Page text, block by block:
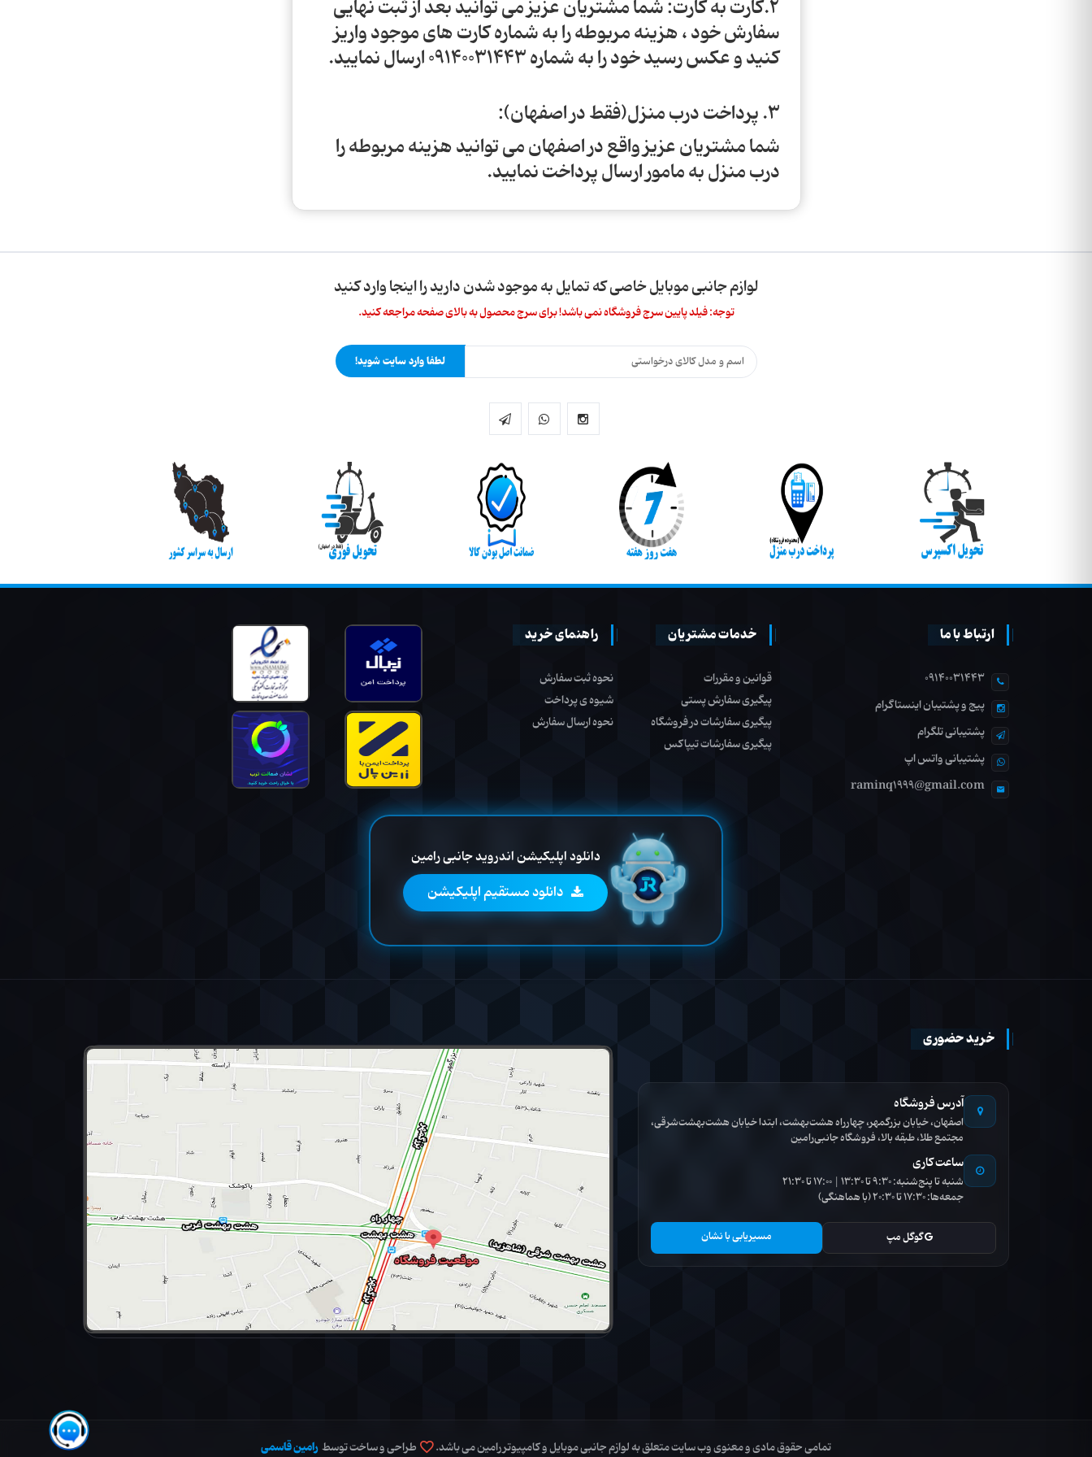
2.کارت به کارت: شما مشتریان عزیز می توانید بعد از ثبت نهایی
سفارش خود ، هزینه مربوطه را به شماره کارت های موجود واریز
کنید و عکس رسید خود را به شماره 09140031443 ارسال نمایید.
3. پرداخت درب منزل(فقط در اصفهان):
شما مشتریان عزیز واقع در اصفهان می توانید هزینه مربوطه را
درب منزل به مامور ارسال پرداخت نمایید.
لوازم جانبی موبایل خاصی که تمایل به موجود شدن دارید را اینجا وارد کنید
توجه: فیلد پایین سرچ فروشگاه نمی باشد! برای سرچ محصول به بالای صفحه مراجعه کنید.
لطفا وارد سایت شوید!
ارتباط با ما
09140031443
پیج و پشتیبان اینستاگرام
پشتیبانی تلگرام
پشتیبانی واتس اپ
raminq1999@gmail.com
خدمات مشتریان
قوانین و مقررات
پیگیری سفارش پستی
پیگیری سفارشات در فروشگاه
پیگیری سفارشات تیپاکس
راهنمای خرید
نحوه ثبت سفارش
شیوه ی پرداخت
نحوه ارسال سفارش
دانلود اپلیکیشن اندروید جانبی رامین
دانلود مستقیم اپلیکیشن
خرید حضوری
آدرس فروشگاه
اصفهان، خیابان بزرگمهر، چهارراه هشت‌بهشت، ابتدا خیابان هشت‌بهشت‌شرقی،
مجتمع طلا، طبقه بالا، فروشگاه جانبی‌رامین
ساعت کاری
شنبه تا پنج‌شنبه: 9:30 تا 13:30 | 17:00 تا 21:30
جمعه‌ها: 17:30 تا 20:30 (با هماهنگی)
گوگل مپ مسیریابی با نشان
تمامی حقوق مادی و معنوی وب سایت متعلق به لوازم جانبی موبایل و کامپیوتر رامین می باشد. طراحی و ساخت توسطرامین قاسمی